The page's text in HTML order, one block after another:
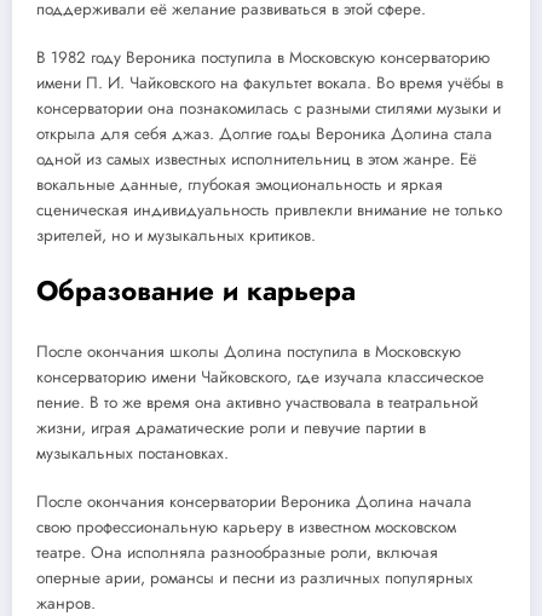
поддерживали её желание развиваться в этой сфере.
В 1982 году Вероника поступила в Московскую консерваторию
имени П. И. Чайковского на факультет вокала. Во время учёбы в
консерватории она познакомилась с разными стилями музыки и
открыла для себя джаз. Долгие годы Вероника Долина стала
одной из самых известных исполнительниц в этом жанре. Её
вокальные данные, глубокая эмоциональность и яркая
сценическая индивидуальность привлекли внимание не только
зрителей, но и музыкальных критиков.
Образование и карьера
После окончания школы Долина поступила в Московскую
консерваторию имени Чайковского, где изучала классическое
пение. В то же время она активно участвовала в театральной
жизни, играя драматические роли и певучие партии в
музыкальных постановках.
После окончания консерватории Вероника Долина начала
свою профессиональную карьеру в известном московском
театре. Она исполняла разнообразные роли, включая
оперные арии, романсы и песни из различных популярных
жанров.